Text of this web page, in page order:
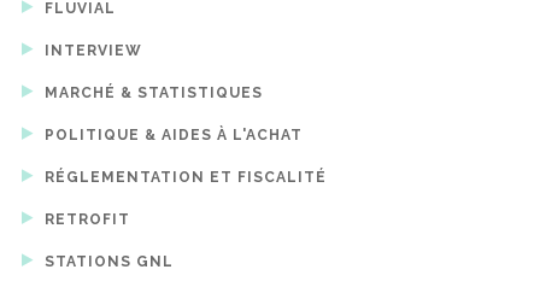
FLUVIAL
INTERVIEW
MARCHÉ & STATISTIQUES
POLITIQUE & AIDES À L'ACHAT
RÉGLEMENTATION ET FISCALITÉ
RETROFIT
STATIONS GNL